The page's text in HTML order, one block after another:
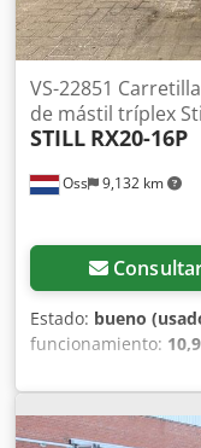
Oss 9,132 km
VS-22851
de mástil tríplex
STILL RX20-16P
Estado: bueno
funcionamiento:
eléctrico, tipo de
2,260 mm, peso en